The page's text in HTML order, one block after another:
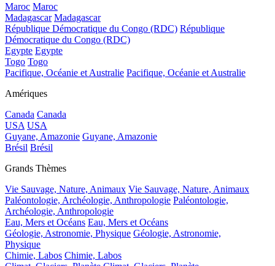
Maroc Maroc
Madagascar Madagascar
République Démocratique du Congo (RDC) République
Démocratique du Congo (RDC)
Egypte Egypte
Togo Togo
Pacifique, Océanie et Australie Pacifique, Océanie et Australie
Amériques
Canada Canada
USA USA
Guyane, Amazonie Guyane, Amazonie
Brésil Brésil
Grands Thèmes
Vie Sauvage, Nature, Animaux Vie Sauvage, Nature, Animaux
Paléontologie, Archéologie, Anthropologie Paléontologie,
Archéologie, Anthropologie
Eau, Mers et Océans Eau, Mers et Océans
Géologie, Astronomie, Physique Géologie, Astronomie,
Physique
Chimie, Labos Chimie, Labos